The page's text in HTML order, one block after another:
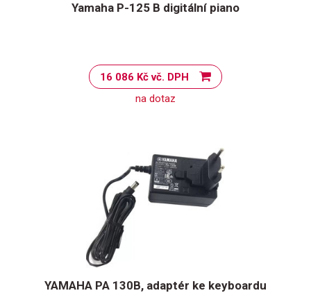
Yamaha P-125 B digitální piano
16 086 Kč vč. DPH
na dotaz
YAMAHA PA 130B, adaptér ke keyboardu